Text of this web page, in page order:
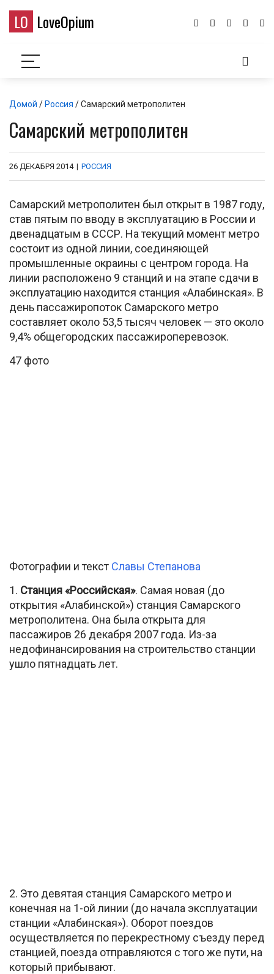
LO LoveOpium
Домой / Россия / Самарский метрополитен
Самарский метрополитен
26 ДЕКАБРЯ 2014 | РОССИЯ
Самарский метрополитен был открыт в 1987 году,
став пятым по вводу в эксплуатацию в России и
двенадцатым в СССР. На текущий момент метро
состоит из одной линии, соединяющей
промышленные окраины с центром города. На
линии расположено 9 станций и на этапе сдачи в
эксплуатацию находится станция «Алабинская». В
день пассажиропоток Самарского метро
составляет около 53,5 тысяч человек — это около
9,4% общегородских пассажироперевозок.
47 фото
Фотографии и текст Славы Степанова
1. Станция «Российская». Самая новая (до
открытия «Алабинской») станция Самарского
метрополитена. Она была открыта для
пассажиров 26 декабря 2007 года. Из-за
недофинансирования на строительство станции
ушло пятнадцать лет.
2. Это девятая станция Самарского метро и
конечная на 1-ой линии (до начала эксплуатации
станции «Алабинская»). Оборот поездов
осуществляется по перекрестному съезду перед
станцией, поезда отправляются с того же пути, на
который прибывают.